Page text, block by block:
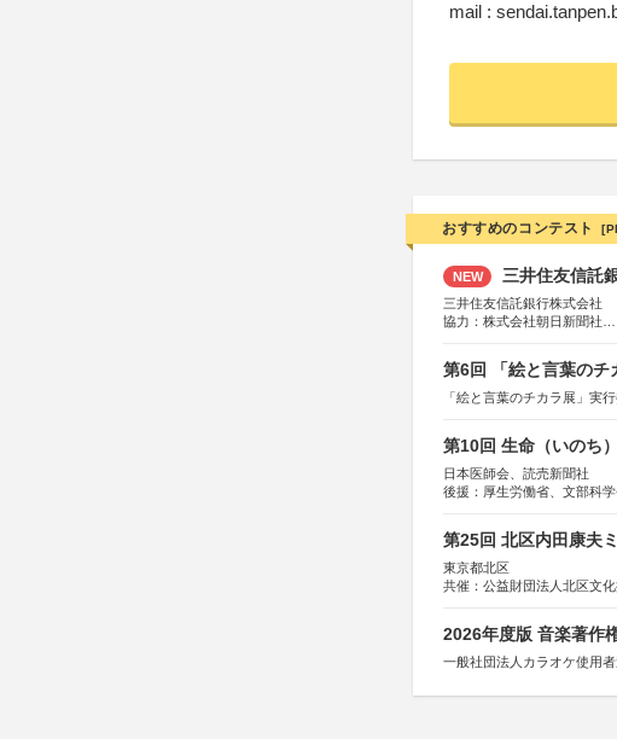
mail :
おすすめのコンテスト
NEW 三井住友信託
三井住友信託銀行株式会社
協力：株式会社朝日新聞社
第6回 「絵と言葉のチ
「絵と言葉のチカラ展」実
第10回 生命（いのち
日本医師会、読売新聞社
後援：厚生労働省、文部科
第25回 北区内田康夫
東京都北区
共催：公益財団法人北区文
協賛：株式会社実業之日本社
2026年度版 音楽著作
一般社団法人カラオケ使用